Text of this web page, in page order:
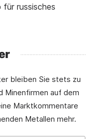
für russisches
bleiben Sie stets zu
Minenfirmen auf dem
Marktkommentare
Metallen mehr.